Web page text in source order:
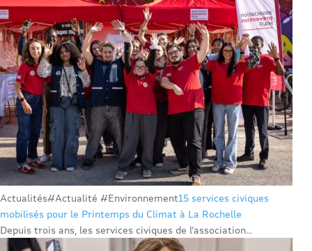
Actualités#Actualité #Environnement15 services civiques
mobilisés pour le Printemps du Climat à La Rochelle
Depuis trois ans, les services civiques de l’association...